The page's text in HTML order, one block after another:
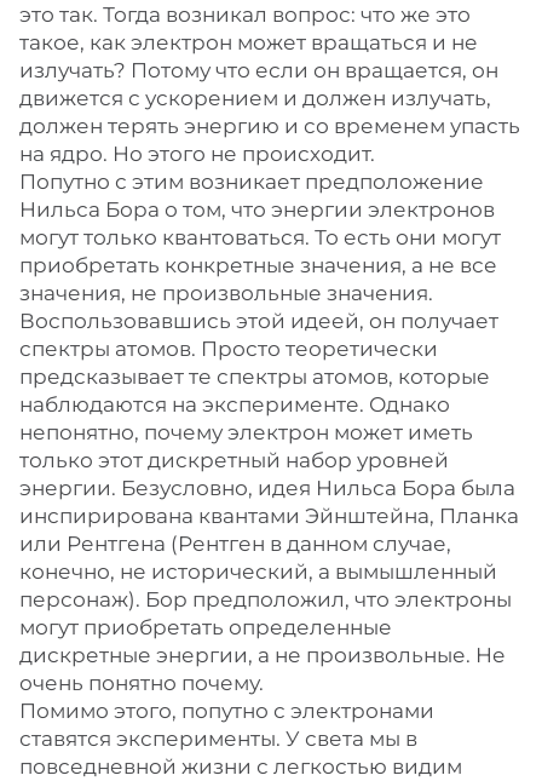
это так. Тогда возникал вопрос: что же это
такое, как электрон может вращаться и не
излучать? Потому что если он вращается, он
движется с ускорением и должен излучать,
должен терять энергию и со временем упасть
на ядро. Но этого не происходит.
Попутно с этим возникает предположение
Нильса Бора о том, что энергии электронов
могут только квантоваться. То есть они могут
приобретать конкретные значения, а не все
значения, не произвольные значения.
Воспользовавшись этой идеей, он получает
спектры атомов. Просто теоретически
предсказывает те спектры атомов, которые
наблюдаются на эксперименте. Однако
непонятно, почему электрон может иметь
только этот дискретный набор уровней
энергии. Безусловно, идея Нильса Бора была
инспирирована квантами Эйнштейна, Планка
или Рентгена (Рентген в данном случае,
конечно, не исторический, а вымышленный
персонаж). Бор предположил, что электроны
могут приобретать определенные
дискретные энергии, а не произвольные. Не
очень понятно почему.
Помимо этого, попутно с электронами
ставятся эксперименты. У света мы в
повседневной жизни с легкостью видим